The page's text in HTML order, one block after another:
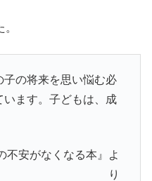
子の将来を思い悩む必
ます。子どもは、成
不安がなくなる本』よ
り